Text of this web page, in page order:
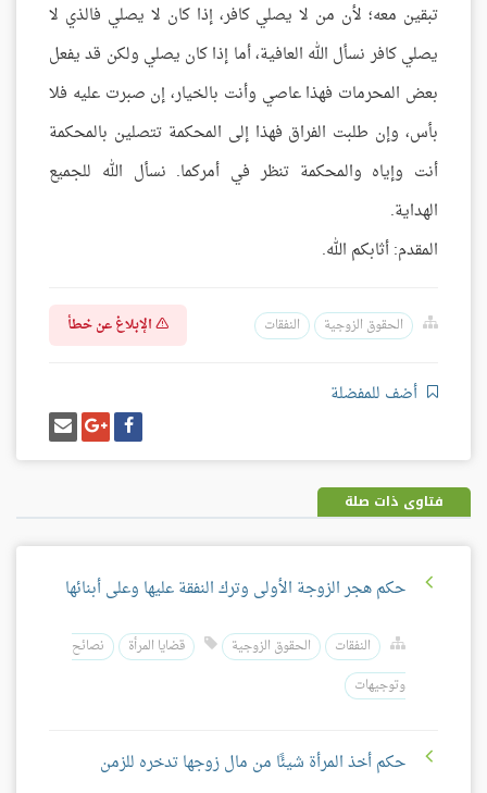
تبقين معه؛ لأن من لا يصلي كافر، إذا كان لا يصلي فالذي لا
يصلي كافر نسأل الله العافية، أما إذا كان يصلي ولكن قد يفعل
بعض المحرمات فهذا عاصي وأنت بالخيار، إن صبرت عليه فلا
بأس، وإن طلبت الفراق فهذا إلى المحكمة تتصلين بالمحكمة
أنت وإياه والمحكمة تنظر في أمركما. نسأل الله للجميع
الهداية.
المقدم: أثابكم الله.
الحقوق الزوجية النفقات الإبلاغ عن خطأ
أضف للمفضلة
شارك
على
فيسبوك
شارك
على
غوغل
بلس
إرسل
إيميل
فتاوى ذات صلة
حكم هجر الزوجة الأولى وترك النفقة عليها وعلى أبنائها
النفقات الحقوق الزوجية قضايا المرأة
نصائح
وتوجيهات
حكم أخذ المرأة شيئًا من مال زوجها تدخره للزمن